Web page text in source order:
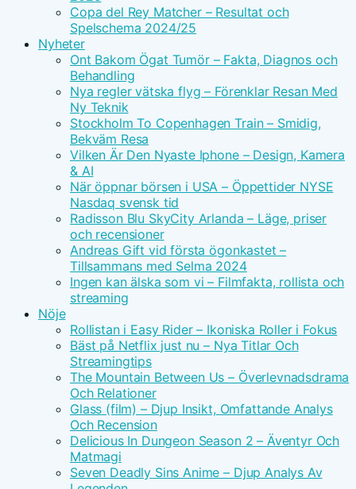
Copa del Rey Matcher – Resultat och
Spelschema 2024/25
Nyheter
Ont Bakom Ögat Tumör – Fakta, Diagnos och
Behandling
Nya regler vätska flyg – Förenklar Resan Med
Ny Teknik
Stockholm To Copenhagen Train – Smidig,
Bekväm Resa
Vilken Är Den Nyaste Iphone – Design, Kamera
& AI
När öppnar börsen i USA – Öppettider NYSE
Nasdaq svensk tid
Radisson Blu SkyCity Arlanda – Läge, priser
och recensioner
Andreas Gift vid första ögonkastet –
Tillsammans med Selma 2024
Ingen kan älska som vi – Filmfakta, rollista och
streaming
Nöje
Rollistan i Easy Rider – Ikoniska Roller i Fokus
Bäst på Netflix just nu – Nya Titlar Och
Streamingtips
The Mountain Between Us – Överlevnadsdrama
Och Relationer
Glass (film) – Djup Insikt, Omfattande Analys
Och Recension
Delicious In Dungeon Season 2 – Äventyr Och
Matmagi
Seven Deadly Sins Anime – Djup Analys Av